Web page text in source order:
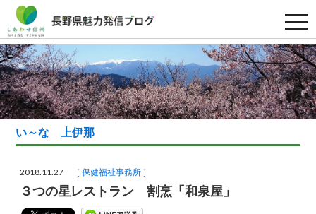
t
o
g
g
l
e
n
a
v
i
t
い～な 上伊那
2018.11.27 ［保健福祉事務所 ］
３つの星レストラン 割烹「和泉屋」